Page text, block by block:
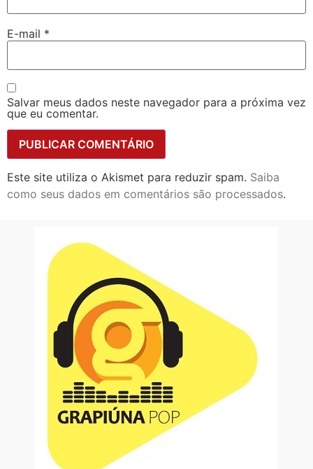
E-mail *
Salvar meus dados neste navegador para a próxima vez
que eu comentar.
Este site utiliza o Akismet para reduzir spam. Saiba
como seus dados em comentários são processados.